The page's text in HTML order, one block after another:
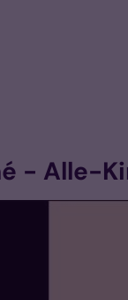
- Alle-